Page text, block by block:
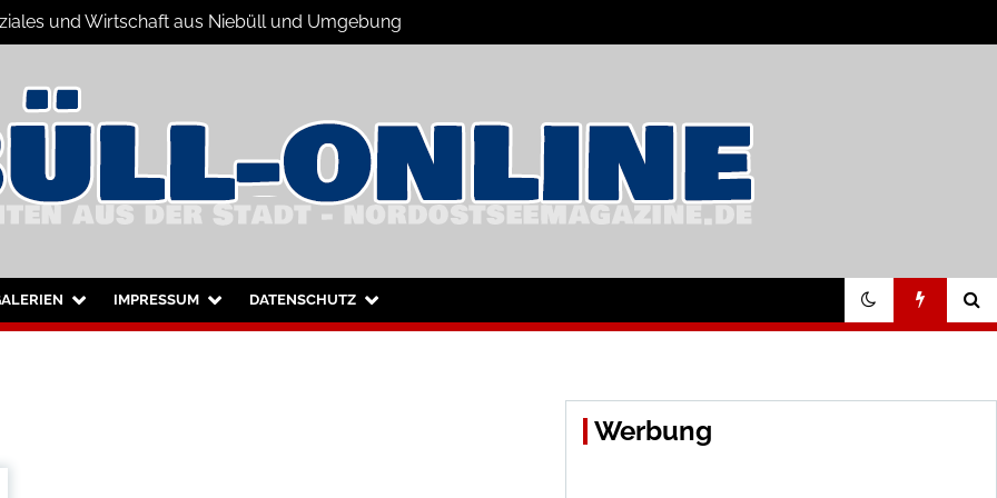
und Wirtschaft aus Niebüll und Umgebung
und Umgebung
IMPRESSUM DATENSCHUTZ
Werbung